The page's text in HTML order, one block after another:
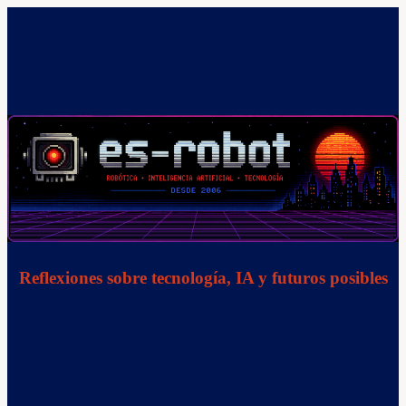
Reflexiones sobre tecnología, IA y futuros posibles